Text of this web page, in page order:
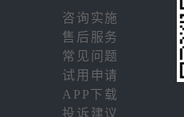
咨询实施
售后服务
常见问题
试用申请
APP下载
投诉建议